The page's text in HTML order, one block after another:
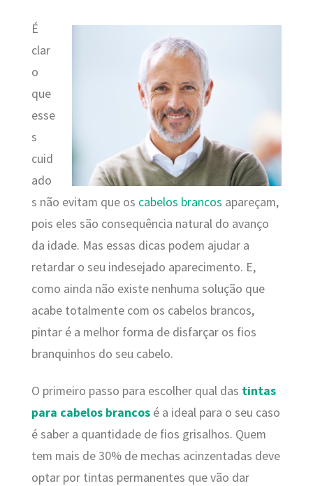
É
clar
o
que
esse
s
cuid
ado
s não evitam que os cabelos brancos apareçam,
pois eles são consequência natural do avanço
da idade. Mas essas dicas podem ajudar a
retardar o seu indesejado aparecimento. E,
como ainda não existe nenhuma solução que
acabe totalmente com os cabelos brancos,
pintar é a melhor forma de disfarçar os fios
branquinhos do seu cabelo.
O primeiro passo para escolher qual das tintas
para cabelos brancosé a ideal para o seu caso
é saber a quantidade de fios grisalhos. Quem
tem mais de 30% de mechas acinzentadas deve
optar por tintas permanentes que vão dar